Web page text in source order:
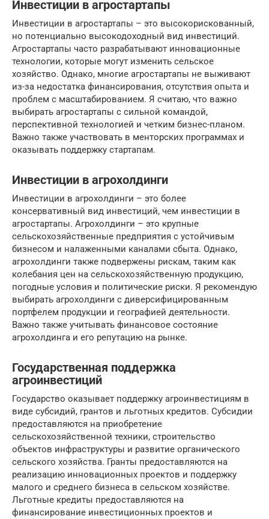
Инвестиции в агростартапы
Инвестиции в агростартапы – это высокорискованный,
но потенциально высокодоходный вид инвестиций.
Агростартапы часто разрабатывают инновационные
технологии, которые могут изменить сельское
хозяйство. Однако, многие агростартапы не выживают
из-за недостатка финансирования, отсутствия опыта и
проблем с масштабированием. Я считаю, что важно
выбирать агростартапы с сильной командой,
перспективной технологией и четким бизнес-планом.
Важно также участвовать в менторских программах и
оказывать поддержку стартапам.
Инвестиции в агрохолдинги
Инвестиции в агрохолдинги – это более
консервативный вид инвестиций, чем инвестиции в
агростартапы. Агрохолдинги – это крупные
сельскохозяйственные предприятия с устойчивым
бизнесом и налаженными каналами сбыта. Однако,
агрохолдинги также подвержены рискам, таким как
колебания цен на сельскохозяйственную продукцию,
погодные условия и политические риски. Я рекомендую
выбирать агрохолдинги с диверсифицированным
портфелем продукции и географией деятельности.
Важно также учитывать финансовое состояние
агрохолдинга и его репутацию на рынке.
Государственная поддержка
агроинвестиций
Государство оказывает поддержку агроинвестициям в
виде субсидий, грантов и льготных кредитов. Субсидии
предоставляются на приобретение
сельскохозяйственной техники, строительство
объектов инфраструктуры и развитие органического
сельского хозяйства. Гранты предоставляются на
реализацию инновационных проектов и поддержку
малого и среднего бизнеса в сельском хозяйстве.
Льготные кредиты предоставляются на
финансирование инвестиционных проектов и